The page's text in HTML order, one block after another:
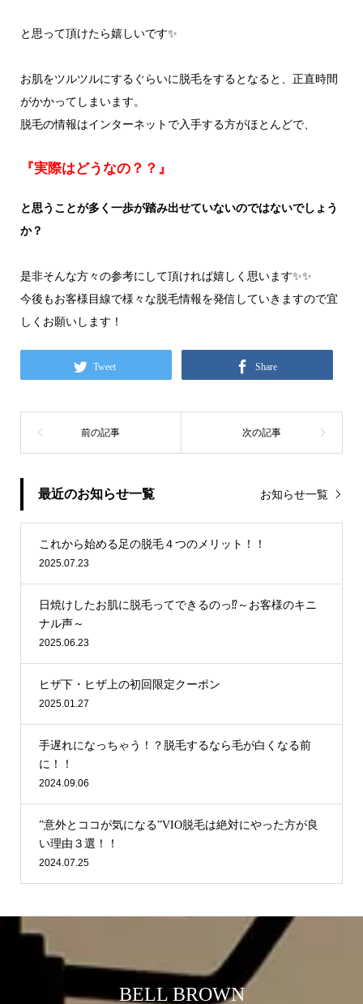
と思って頂けたら嬉しいです✨
お肌をツルツルにするぐらいに脱毛をするとなると、正直時間
がかかってしまいます。
脱毛の情報はインターネットで入手する方がほとんどで、
『実際はどうなの？？』
と思うことが多く一歩が踏み出せていないのではないでしょう
か？
是非そんな方々の参考にして頂ければ嬉しく思います✨✨
今後もお客様目線で様々な脱毛情報を発信していきますので宜
しくお願いします！
Tweet Share
最近のお知らせ一覧 お知らせ一覧
これから始める足の脱毛４つのメリット！！
2025.07.23
日焼けしたお肌に脱毛ってできるのっ⁉～お客様のキニ
ナル声～
2025.06.23
ヒザ下・ヒザ上の初回限定クーポン
2025.01.27
手遅れになっちゃう！？脱毛するなら毛が白くなる前
に！！
2024.09.06
”意外とココが気になる”VIO脱毛は絶対にやった方が良
い理由３選！！
2024.07.25
BELL BROWN